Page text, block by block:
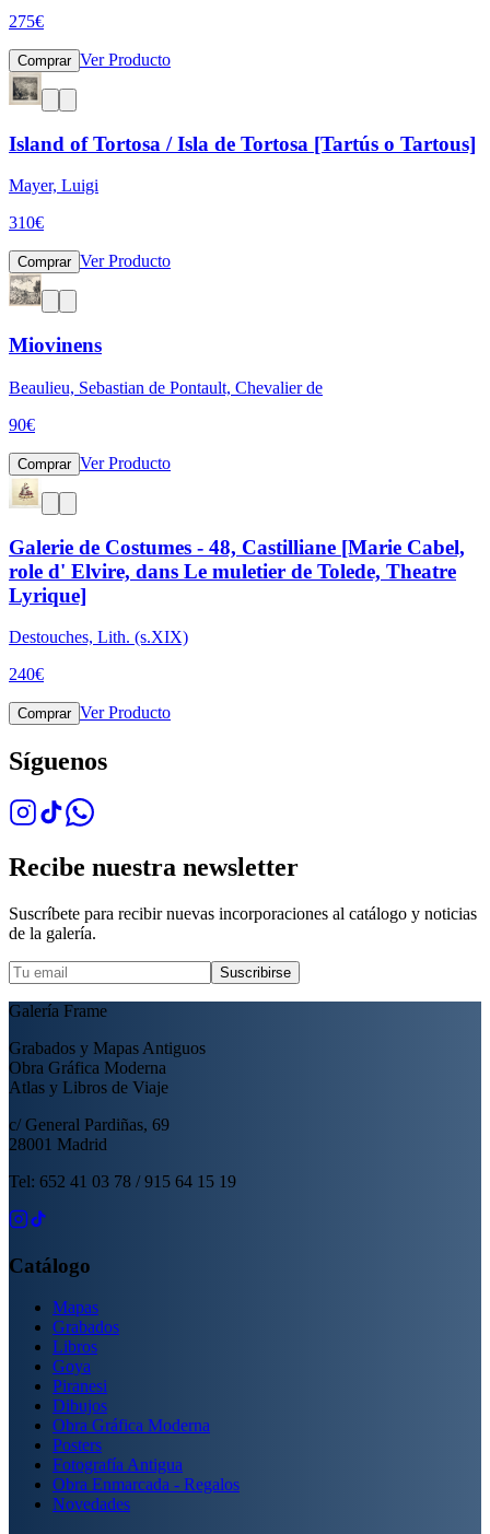
275€
Comprar Ver Producto
Island of Tortosa / Isla de Tortosa [Tartús o Tartous]
Mayer, Luigi
310€
Comprar Ver Producto
Miovinens
Beaulieu, Sebastian de Pontault, Chevalier de
90€
Comprar Ver Producto
Galerie de Costumes - 48, Castilliane [Marie Cabel,
role d' Elvire, dans Le muletier de Tolede, Theatre
Lyrique]
Destouches, Lith. (s.XIX)
240€
Comprar Ver Producto
Síguenos
Recibe nuestra newsletter
Suscríbete para recibir nuevas incorporaciones al catálogo y noticias
de la galería.
Suscribirse
Galería Frame
Grabados y Mapas Antiguos
Obra Gráfica Moderna
Atlas y Libros de Viaje
c/ General Pardiñas, 69
28001 Madrid
Tel: 652 41 03 78 / 915 64 15 19
Catálogo
Mapas
Grabados
Libros
Goya
Piranesi
Dibujos
Obra Gráfica Moderna
Posters
Fotografía Antigua
Obra Enmarcada - Regalos
Novedades